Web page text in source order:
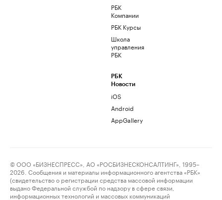
РБК
Компании
РБК Курсы
Школа
управления
РБК
РБК
Новости
iOS
Android
AppGallery
© ООО «БИЗНЕСПРЕСС», АО «РОСБИЗНЕСКОНСАЛТИНГ», 1995–
2026. Сообщения и материалы информационного агентства «РБК»
(свидетельство о регистрации средства массовой информации
выдано Федеральной службой по надзору в сфере связи,
информационных технологий и массовых коммуникаций